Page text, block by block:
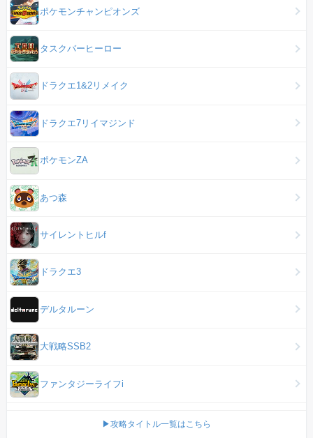
ポケモンチャンピオンズ
タスクバーヒーロー
ドラクエ1&2リメイク
ドラクエ7リイマジンド
ポケモンZA
あつ森
サイレントヒルf
ドラクエ3
デルタルーン
大戦略SSB2
ファンタジーライフi
▶攻略タイトル一覧はこちら